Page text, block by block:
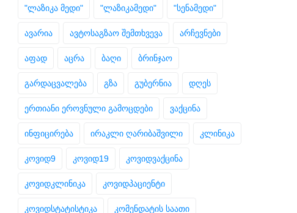
"ლაზიკა მედი" "ლაზიკამედი" "სენამედი"
ავარია ავტოსაგზაო შემთხვევა არჩევნები
აფად აცრა ბაღი ბრინჯაო
გარდაცვალება გზა გუბერნია დღეს
ერთიანი ეროვნული გამოცდები ვაქცინა
ინფიცირება ირაკლი ღარიბაშვილი კლინიკა
კოვიდ9 კოვიდ19 კოვიდვაქცინა
კოვიდკლინიკა კოვიდპაციენტი
კოვიდსტატისტიკა კომენდატის საათი